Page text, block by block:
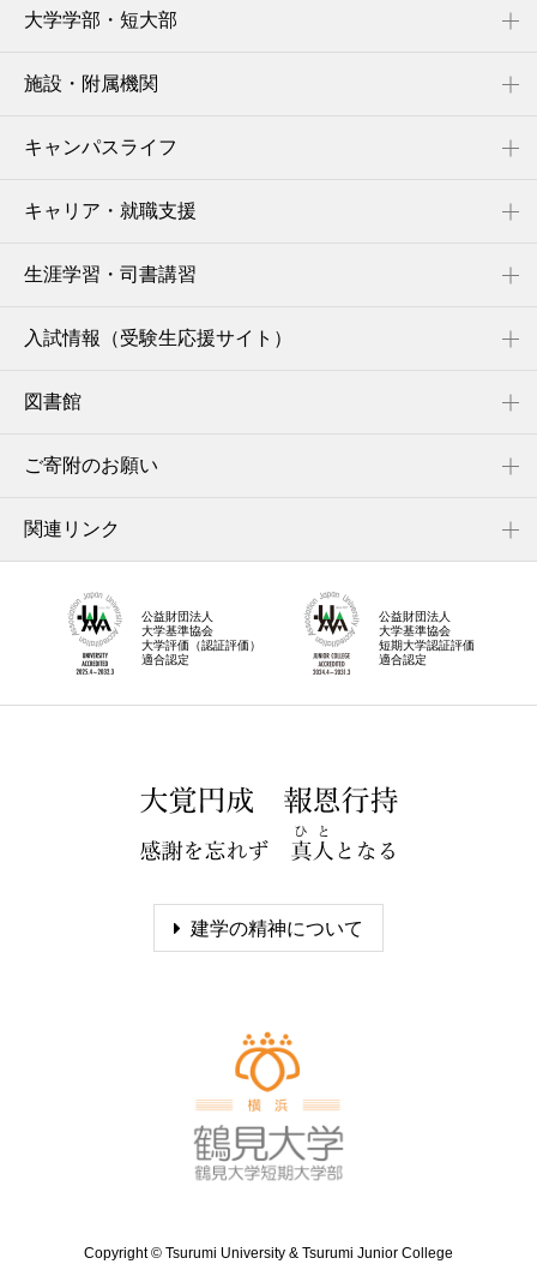
大学学部・短大部
施設・附属機関
キャンパスライフ
キャリア・就職支援
生涯学習・司書講習
入試情報（受験生応援サイト）
図書館
ご寄附のお願い
関連リンク
公益財団法人
大学基準協会
大学評価（認証評価）
適合認定
公益財団法人
大学基準協会
短期大学認証評価
適合認定
建学の精神について
Copyright © Tsurumi University & Tsurumi Junior College